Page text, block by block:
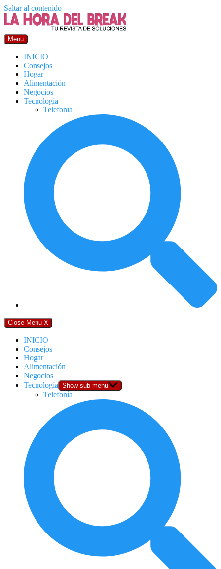
Saltar al contenido
Menu
INICIO
Consejos
Hogar
Alimentación
Negocios
Tecnología
Telefonía
Close Menu X
INICIO
Consejos
Hogar
Alimentación
Negocios
Tecnología Show sub menu
Telefonía